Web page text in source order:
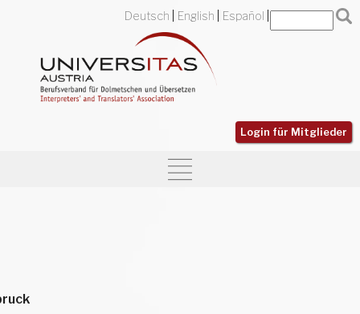
Deutsch English Español
Login für Mitglieder